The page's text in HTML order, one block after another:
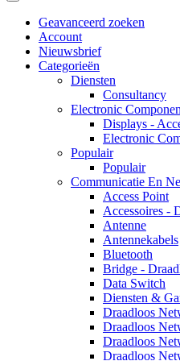
Geavanceerd zoeken
Account
Nieuwsbrief
Categorieën
Diensten
Consultancy
Electronic
Displays -
Electronic
Populair
Populair
Communicatie En
Access Point
Accessoires -
Antenne
Antennekabels
Bluetooth
Bridge -
Data Switch
Diensten &
Draadloos
Draadloos
Draadloos
Draadloos